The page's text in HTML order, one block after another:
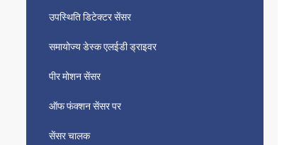
उपस्थिति डिटेक्टर सेंसर
समायोज्य डेस्क एलईडी ड्राइवर
पीर मोशन सेंसर
ऑफ फंक्शन सेंसर पर
सेंसर चालक